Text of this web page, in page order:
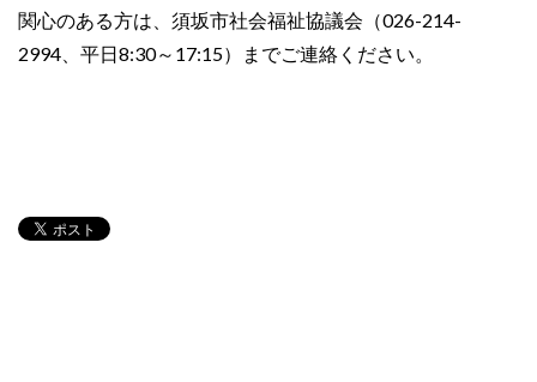
関心のある方は、須坂市社会福祉協議会（026-214-
2994、平日8:30～17:15）までご連絡ください。